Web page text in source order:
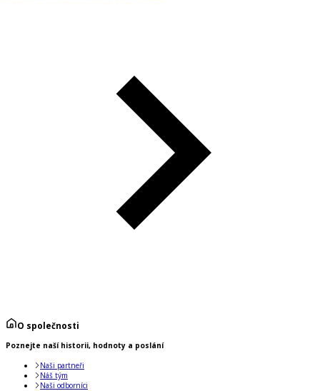
O společnosti
Poznejte naší historii, hodnoty a poslání
Naši partneři
Náš tým
Naši odborníci